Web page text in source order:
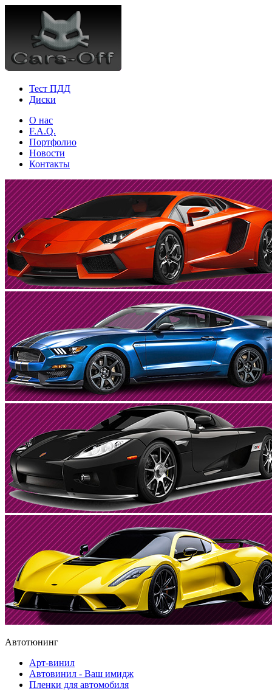
Тест ПДД
Диски
О нас
F.A.Q.
Портфолио
Новости
Контакты
Автотюнинг
Арт-винил
Автовинил - Ваш имидж
Пленки для автомобиля